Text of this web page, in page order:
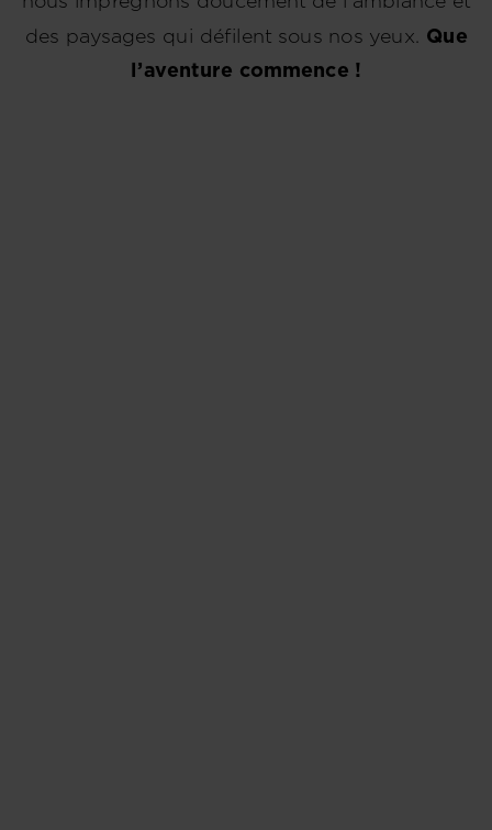
des paysages qui défilent sous nos yeux. Que
l’aventure commence !